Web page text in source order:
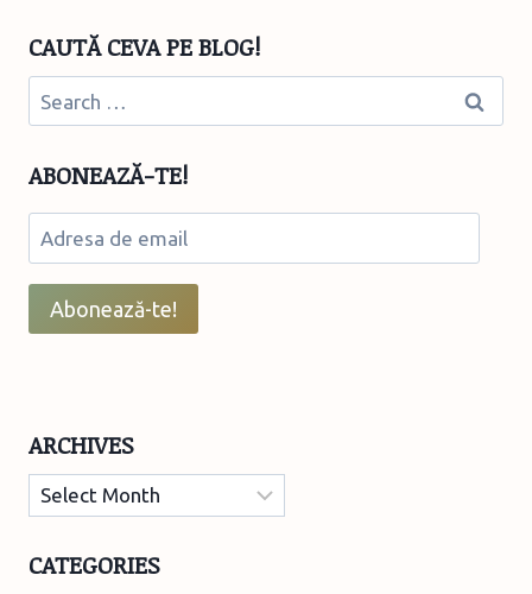
DOFTEANA
CAUTĂ CEVA PE BLOG!
Search
for:
ABONEAZĂ-TE!
Adresa
de
email
Abonează-te!
ARCHIVES
Archives
CATEGORIES